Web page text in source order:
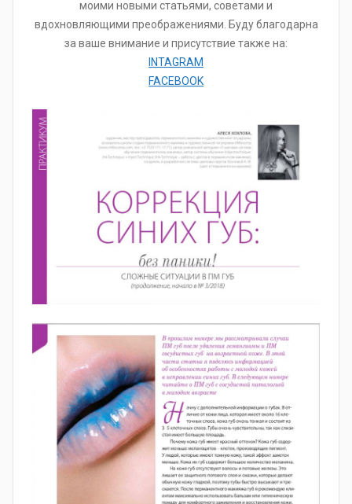
моими новыми статьями, советами и
вдохновляющими преображениями. Буду благодарна
за ваше внимание и присутствие также на:
INTAGRAM
FACEBOOK